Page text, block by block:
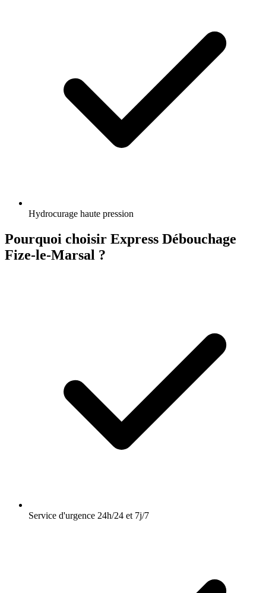
Hydrocurage haute pression
Pourquoi choisir Express Débouchage
Fize-le-Marsal ?
Service d'urgence 24h/24 et 7j/7